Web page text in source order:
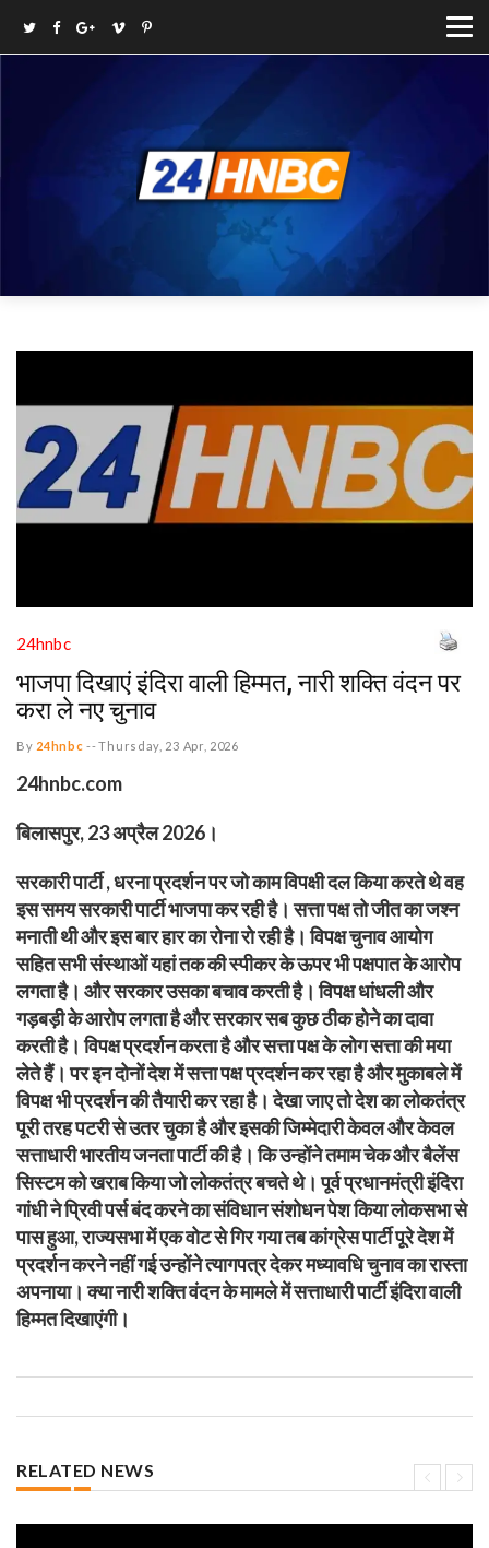
24hnbc
भाजपा दिखाएं इंदिरा वाली हिम्मत, नारी शक्ति वंदन पर
करा ले नए चुनाव
By 24hnbc --Thursday, 23 Apr, 2026
24hnbc.com
बिलासपुर, 23 अप्रैल 2026।
सरकारी पार्टी , धरना प्रदर्शन पर जो काम विपक्षी दल किया करते थे वह
इस समय सरकारी पार्टी भाजपा कर रही है। सत्ता पक्ष तो जीत का जश्न
मनाती थी और इस बार हार का रोना रो रही है। विपक्ष चुनाव आयोग
सहित सभी संस्थाओं यहां तक की स्पीकर के ऊपर भी पक्षपात के आरोप
लगता है। और सरकार उसका बचाव करती है। विपक्ष धांधली और
गड़बड़ी के आरोप लगता है और सरकार सब कुछ ठीक होने का दावा
करती है। विपक्ष प्रदर्शन करता है और सत्ता पक्ष के लोग सत्ता की मया
लेते हैं। पर इन दोनों देश में सत्ता पक्ष प्रदर्शन कर रहा है और मुकाबले में
विपक्ष भी प्रदर्शन की तैयारी कर रहा है। देखा जाए तो देश का लोकतंत्र
पूरी तरह पटरी से उतर चुका है और इसकी जिम्मेदारी केवल और केवल
सत्ताधारी भारतीय जनता पार्टी की है। कि उन्होंने तमाम चेक और बैलेंस
सिस्टम को खराब किया जो लोकतंत्र बचते थे। पूर्व प्रधानमंत्री इंदिरा
गांधी ने प्रिवी पर्स बंद करने का संविधान संशोधन पेश किया लोकसभा से
पास हुआ, राज्यसभा में एक वोट से गिर गया तब कांग्रेस पार्टी पूरे देश में
प्रदर्शन करने नहीं गई उन्होंने त्यागपत्र देकर मध्यावधि चुनाव का रास्ता
अपनाया। क्या नारी शक्ति वंदन के मामले में सत्ताधारी पार्टी इंदिरा वाली
हिम्मत दिखाएंगी।
RELATED NEWS